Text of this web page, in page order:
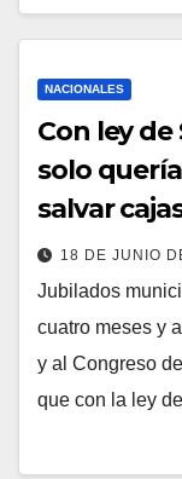
NACIONALES
Con ley
solo
salvar
18 DE JUNIO
Jubilados
cuatro meses y
y al Congreso
que con la ley